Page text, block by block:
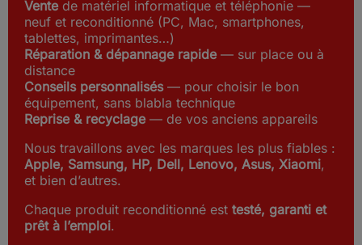
Vente de matériel informatique et téléphonie —
neuf et reconditionné (PC, Mac, smartphones,
tablettes, imprimantes…)
Réparation & dépannage rapide — sur place ou à
distance
Conseils personnalisés— pour choisir le bon
équipement, sans blabla technique
Reprise & recyclage — de vos anciens appareils
Nous travaillons avec les marques les plus fiables :
Apple, Samsung, HP, Dell, Lenovo, Asus, Xiaomi,
et bien d’autres.
Chaque produit reconditionné est testé, garanti et
prêt à l’emploi.